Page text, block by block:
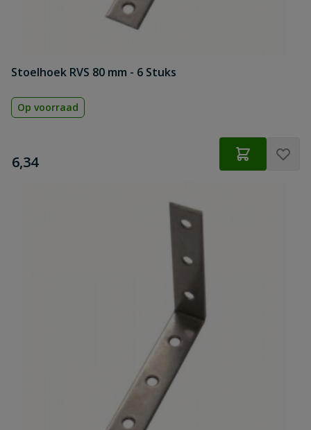
Stoelhoek RVS 80 mm - 6 Stuks
Op voorraad
€
6,34